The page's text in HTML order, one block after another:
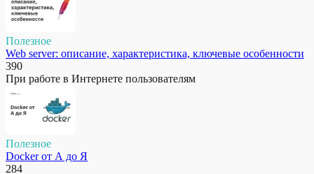
Полезное
Web server: описание, характеристика, ключевые особенности
390
При работе в Интернете пользователям
Полезное
Docker от А до Я
284